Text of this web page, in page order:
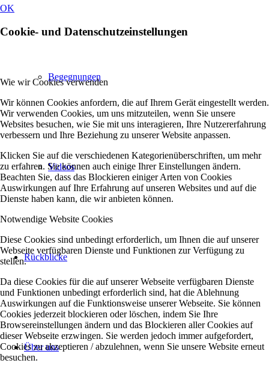
Begegnungen
Videos
Rückblicke
Über uns
OK
Cookie- und Datenschutzeinstellungen
Wie wir Cookies verwenden
Wir können Cookies anfordern, die auf Ihrem Gerät eingestellt werden.
Wir verwenden Cookies, um uns mitzuteilen, wenn Sie unsere
Websites besuchen, wie Sie mit uns interagieren, Ihre Nutzererfahrung
verbessern und Ihre Beziehung zu unserer Website anpassen.
Klicken Sie auf die verschiedenen Kategorienüberschriften, um mehr
zu erfahren. Sie können auch einige Ihrer Einstellungen ändern.
Beachten Sie, dass das Blockieren einiger Arten von Cookies
Auswirkungen auf Ihre Erfahrung auf unseren Websites und auf die
Dienste haben kann, die wir anbieten können.
Notwendige Website Cookies
Diese Cookies sind unbedingt erforderlich, um Ihnen die auf unserer
Webseite verfügbaren Dienste und Funktionen zur Verfügung zu
stellen.
Da diese Cookies für die auf unserer Webseite verfügbaren Dienste
und Funktionen unbedingt erforderlich sind, hat die Ablehnung
Auswirkungen auf die Funktionsweise unserer Webseite. Sie können
Cookies jederzeit blockieren oder löschen, indem Sie Ihre
Browsereinstellungen ändern und das Blockieren aller Cookies auf
dieser Webseite erzwingen. Sie werden jedoch immer aufgefordert,
Cookies zu akzeptieren / abzulehnen, wenn Sie unsere Website erneut
besuchen.